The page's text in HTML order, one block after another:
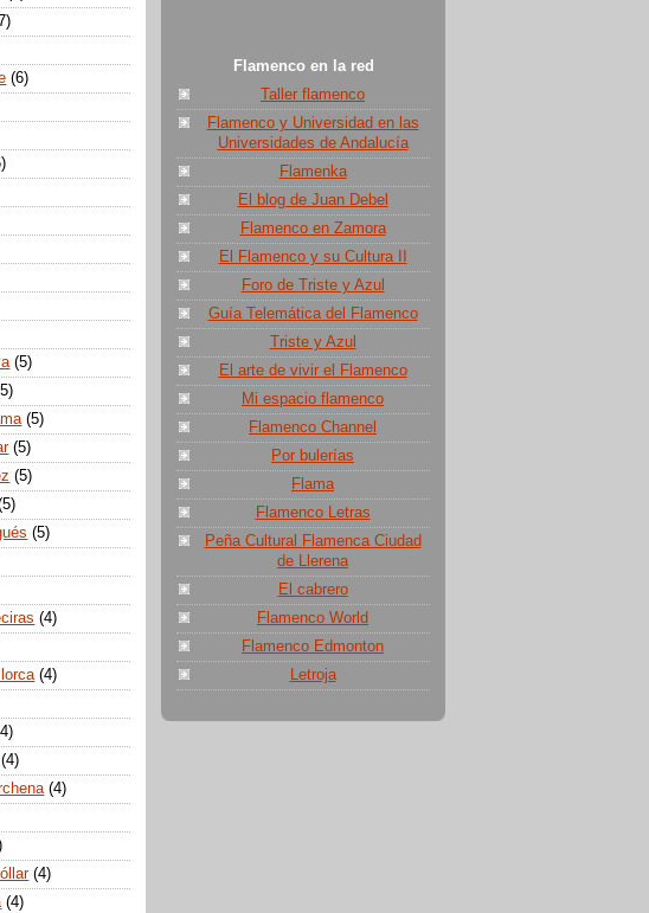
Flamenco en la red
Taller flamenco
Flamenco y Universidad en las
Universidades de Andalucía
Flamenka
El blog de Juan Debel
Flamenco en Zamora
El Flamenco y su Cultura II
Foro de Triste y Azul
Guía Telemática del Flamenco
Triste y Azul
El arte de vivir el Flamenco
Mi espacio flamenco
Flamenco Channel
Por bulerías
Flama
Flamenco Letras
Peña Cultural Flamenca Ciudad
de Llerena
El cabrero
Flamenco World
Flamenco Edmonton
Letroja
(6)
(5)
(5)
(5)
(5)
(5)
(4)
(4)
(4)
(4)
(4)
(4)